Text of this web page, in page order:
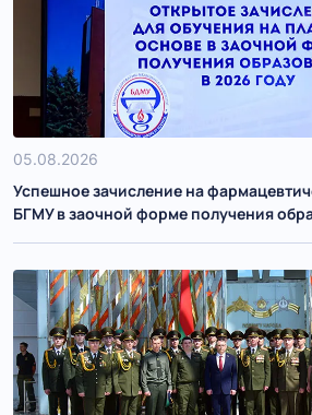
05.08.2026
Успешное зачисление на
БГМУ в заочной форме получения